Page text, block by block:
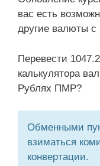
вас есть
другие валюты
Перевести
калькулятора
Рублях ПМР?
Обменными
взиматься
конвертации.